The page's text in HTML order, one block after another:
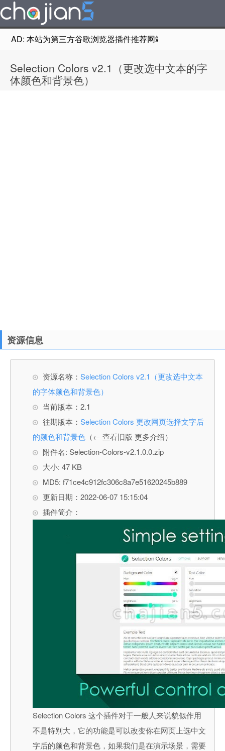
AD: 本站为第三方谷歌浏览器插件推荐网站，非Google
Selection Colors v2.1（更改选中文本的字
体颜色和背景色）
资源信息
资源名称： Selection Colors v2.1（更改选中文本
的字体颜色和背景色）
当前版本：2.1
往期版本： Selection Colors 更改网页选择文字后
的颜色和背景色 （← 查看旧版 更多介绍）
附件名: Selection-Colors-v2.1.0.0.zip
大小: 47 KB
MD5: f71ce4c912fc306c8a7e51620245b889
更新日期：2022-06-07 15:15:04
插件简介：
Selection Colors 这个插件对于一般人来说貌似作用
不是特别大，它的功能是可以改变你在网页上选中文
字后的颜色和背景色，如果我们是在演示场景，需要